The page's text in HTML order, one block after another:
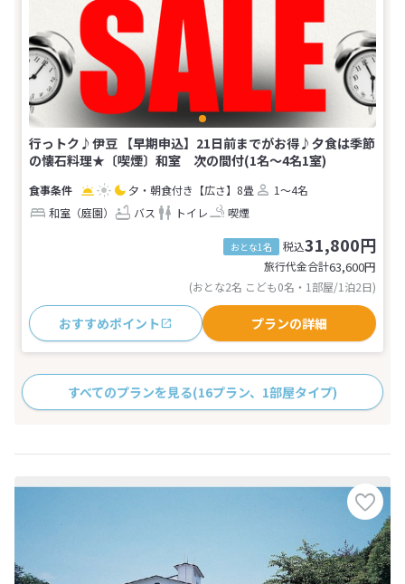
行っトク♪伊豆 【早期申込】21日前までがお得♪夕食は季節
の懐石料理★〔喫煙〕和室 次の間付(1名～4名1室)
夕・朝食付き 【広さ】8畳
1～4名
和室（庭園）
バス トイレ 喫煙
おとな1名 税込31,800円
旅行代金合計63,600円
(おとな2名 こども0名・1部屋/1泊2日)
おすすめポイント プランの詳細
すべてのプランを見る(16プラン、1部屋タイプ)